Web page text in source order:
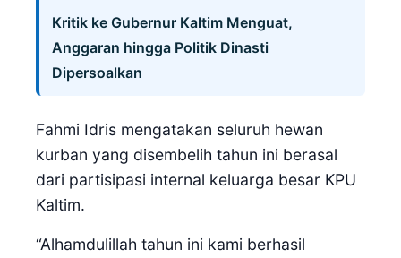
Kritik ke Gubernur Kaltim Menguat,
Anggaran hingga Politik Dinasti
Dipersoalkan
Fahmi Idris mengatakan seluruh hewan
kurban yang disembelih tahun ini berasal
dari partisipasi internal keluarga besar KPU
Kaltim.
“Alhamdulillah tahun ini kami berhasil